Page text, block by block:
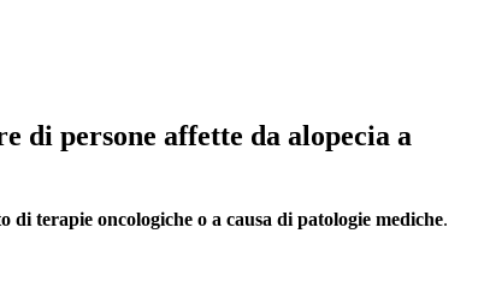
di persone affette da alopecia a
terapie oncologiche o a causa di patologie mediche.